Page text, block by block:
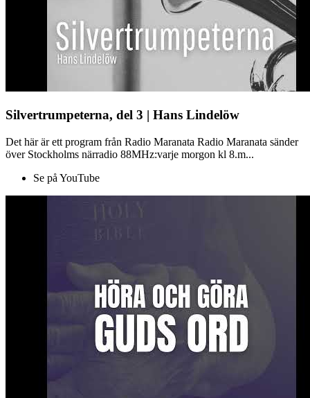
Silvertrumpeterna, del 3 | Hans Lindelöw
Det här är ett program från Radio Maranata Radio Maranata sänder
över Stockholms närradio 88MHz:varje morgon kl 8.m...
Se på YouTube